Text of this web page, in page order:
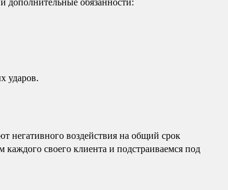
дополнительные обязанности:
ударов.
негативного воздействия на общий срок
своего клиента и подстраиваемся под